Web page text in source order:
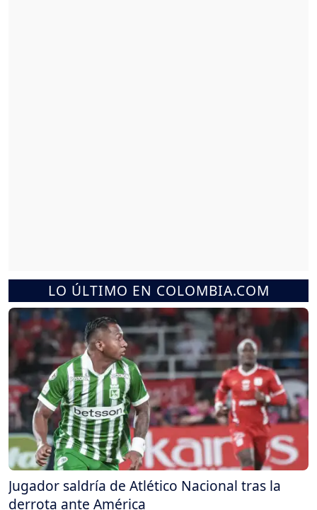
LO ÚLTIMO EN COLOMBIA.COM
Jugador saldría de Atlético Nacional tras la
derrota ante América